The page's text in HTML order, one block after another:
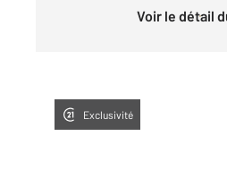
Voir le détail
Exclusivité